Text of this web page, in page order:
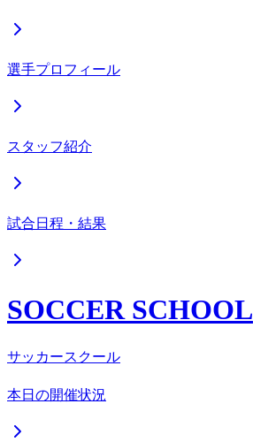
選手プロフィール
スタッフ紹介
試合日程・結果
SOCCER SCHOOL
サッカースクール
本日の開催状況